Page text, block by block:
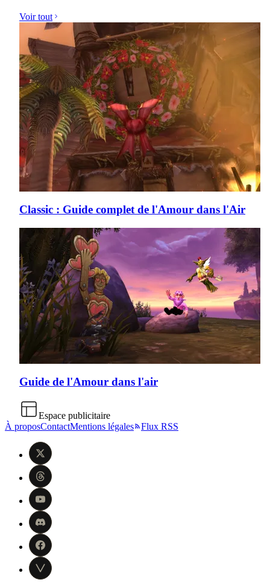
Voir tout
Classic : Guide complet de l'Amour dans l'Air
Guide de l'Amour dans l'air
Espace publicitaire
À proposContactMentions légales Flux RSS